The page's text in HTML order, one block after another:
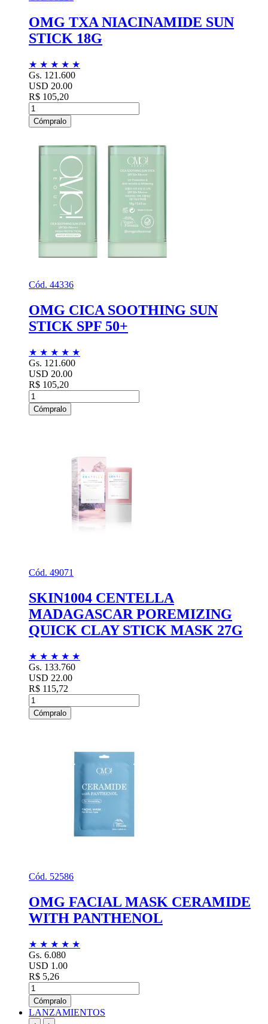
OMG TXA NIACINAMIDE SUN
STICK 18G
★ ★ ★ ★ ★
Gs. 121.600
USD 20.00
R$ 105,20
Cómpralo
Cód. 44336
OMG CICA SOOTHING SUN
STICK SPF 50+
★ ★ ★ ★ ★
Gs. 121.600
USD 20.00
R$ 105,20
Cómpralo
Cód. 49071
SKIN1004 CENTELLA
MADAGASCAR POREMIZING
QUICK CLAY STICK MASK 27G
★ ★ ★ ★ ★
Gs. 133.760
USD 22.00
R$ 115,72
Cómpralo
Cód. 52586
OMG FACIAL MASK CERAMIDE
WITH PANTHENOL
★ ★ ★ ★ ★
Gs. 6.080
USD 1.00
R$ 5,26
Cómpralo
LANZAMIENTOS